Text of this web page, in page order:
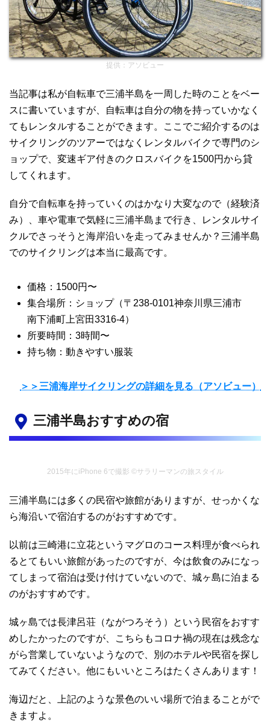
提供：アソビュー
当記事は私が自転車で三浦半島を一周した時のことをベー
スに書いていますが、自転車は自分の物を持っていかなく
てもレンタルすることができます。ここでご紹介するのは
サイクリングのツアーではなくレンタルバイクで専門のシ
ョップで、変速ギア付きのクロスバイクを1500円から貸
してくれます。
自分で自転車を持っていくのはかなり大変なので（経験済
み）、車や電車で気軽に三浦半島まで行き、レンタルサイ
クルでさっそうと海岸沿いを走ってみませんか？三浦半島
でのサイクリングは本当に最高です。
価格：1500円〜
集合場所：ショップ（〒238-0101神奈川県三浦市
南下浦町上宮田3316-4）
所要時間：3時間〜
持ち物：動きやすい服装
＞＞三浦海岸サイクリングの詳細を見る（アソビュー）
三浦半島おすすめの宿
2015年にiPhone 6で撮影 ©サラリーマンの旅スタイル
三浦半島には多くの民宿や旅館がありますが、せっかくな
ら海沿いで宿泊するのがおすすめです。
以前は三崎港に立花というマグロのコース料理が食べられ
るとてもいい旅館があったのですが、今は飲食のみになっ
てしまって宿泊は受け付けていないので、城ヶ島に泊まる
のがおすすめです。
城ヶ島では長津呂荘（ながつろそう）という民宿をおすす
めしたかったのですが、こちらもコロナ禍の現在は残念な
がら営業していないようなので、別のホテルや民宿を探し
てみてください。他にもいいところはたくさんあります！
海辺だと、上記のような景色のいい場所で泊まることがで
きますよ。